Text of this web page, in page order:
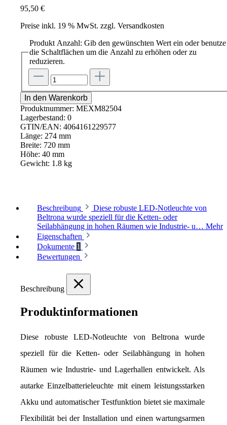
95,50 €
Preise inkl. 19 % MwSt. zzgl. Versandkosten
Produkt Anzahl: Gib den gewünschten Wert ein oder benutze
die Schaltflächen um die Anzahl zu erhöhen oder zu
reduzieren.
In den Warenkorb
Produktnummer: MEXM82504
Lagerbestand: 0
GTIN/EAN: 4064161229577
Länge: 274 mm
Breite: 720 mm
Höhe: 40 mm
Gewicht: 1.8 kg
Beschreibung
Diese robuste LED-Notleuchte von
Beltrona wurde speziell für die Ketten- oder
Seilabhängung in hohen Räumen wie Industrie- u… Mehr
Eigenschaften
Dokumente 1
Bewertungen
Beschreibung
Produktinformationen
Diese robuste LED-Notleuchte von Beltrona wurde
speziell für die Ketten- oder Seilabhängung in hohen
Räumen wie Industrie- und Lagerhallen entwickelt. Als
autarke Einzelbatterieleuchte mit einem leistungsstarken
Akku und automatischer Testfunktion bietet sie maximale
Flexibilität bei der Installation und einen wartungsarmen